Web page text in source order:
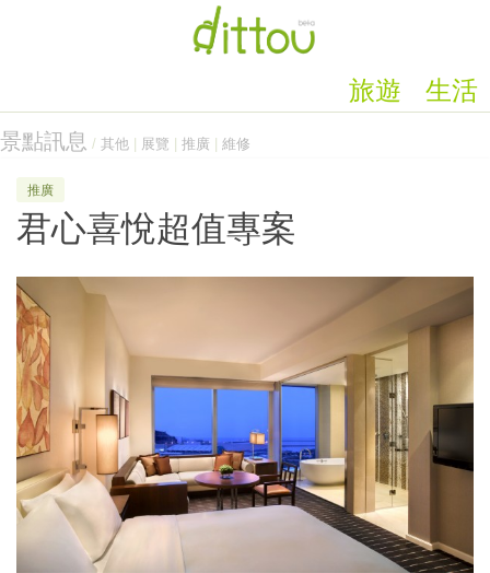
生活
旅遊
景點訊息 / 其他 展覽 推廣 維修
推廣
君心喜悅超值專案